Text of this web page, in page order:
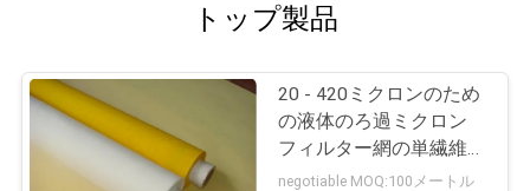
トップ製品
20 - 420ミクロンのため
の液体のろ過ミクロン
フィルター網の単繊維ス
クリーンの網
negotiable MOQ:100メートル